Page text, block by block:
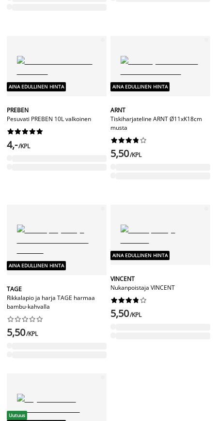
AINA EDULLINEN HINTA
PREBEN
Pesuvati PREBEN 10L valkoinen






4,-/KPL
AINA EDULLINEN HINTA
ARNT
Tiskiharjateline ARNT Ø11xK18cm
musta






5,50/KPL
AINA EDULLINEN HINTA
TAGE
Rikkalapio ja harja TAGE harmaa
bambu-kahvalla






5,50/KPL
AINA EDULLINEN HINTA
VINCENT
Nukanpoistaja VINCENT






5,50/KPL
Uutuus